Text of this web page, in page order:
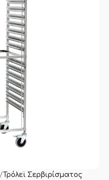
Τρόλεϊ Σερβιρίσματος